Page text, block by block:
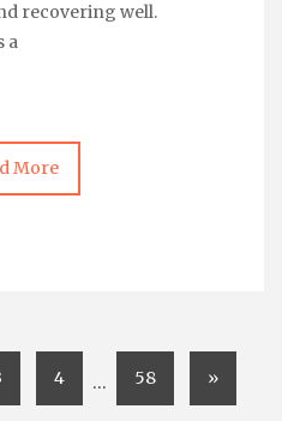
recovering well.
a
More
4 … 58 »